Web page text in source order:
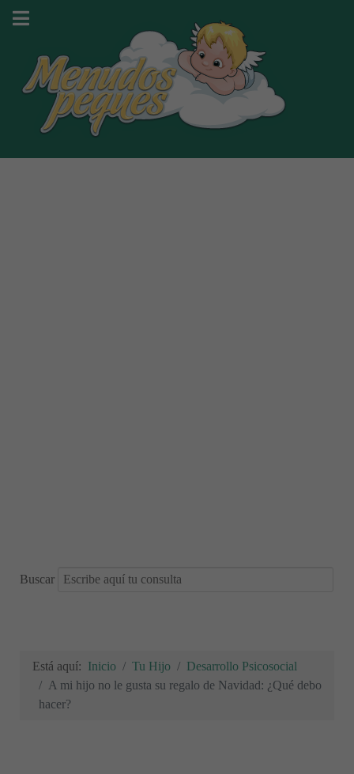
Buscar
Está aquí: Inicio Tu Hijo
Desarrollo Psicosocial
A mi hijo no le gusta su regalo de Navidad: ¿Qué debo
hacer?